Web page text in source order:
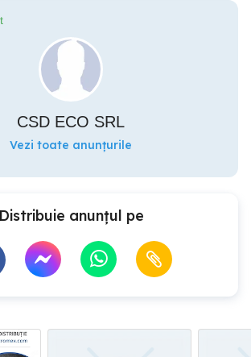
CSD ECO SRL
Vezi toate anunțurile
Distribuie anunțul pe